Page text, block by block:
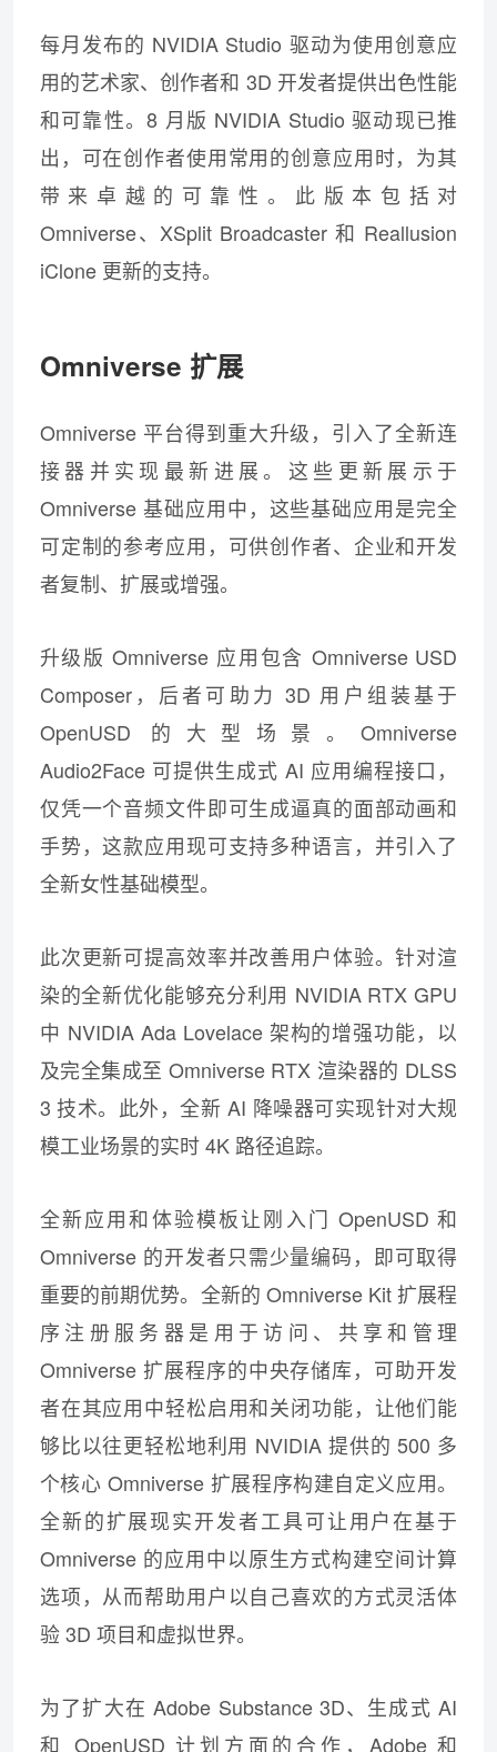
每月发布的 NVIDIA Studio 驱动为使用创意应
用的艺术家、创作者和 3D 开发者提供出色性能
和可靠性。8 月版 NVIDIA Studio 驱动现已推
出，可在创作者使用常用的创意应用时，为其
带来卓越的可靠性。此版本包括对
Omniverse、XSplit Broadcaster 和 Reallusion
iClone 更新的支持。
Omniverse 扩展
Omniverse 平台得到重大升级，引入了全新连
接器并实现最新进展。这些更新展示于
Omniverse 基础应用中，这些基础应用是完全
可定制的参考应用，可供创作者、企业和开发
者复制、扩展或增强。
升级版 Omniverse 应用包含 Omniverse USD
Composer，后者可助力 3D 用户组装基于
OpenUSD 的大型场景。Omniverse
Audio2Face 可提供生成式 AI 应用编程接口，
仅凭一个音频文件即可生成逼真的面部动画和
手势，这款应用现可支持多种语言，并引入了
全新女性基础模型。
此次更新可提高效率并改善用户体验。针对渲
染的全新优化能够充分利用 NVIDIA RTX GPU
中 NVIDIA Ada Lovelace 架构的增强功能，以
及完全集成至 Omniverse RTX 渲染器的 DLSS
3 技术。此外，全新 AI 降噪器可实现针对大规
模工业场景的实时 4K 路径追踪。
全新应用和体验模板让刚入门 OpenUSD 和
Omniverse 的开发者只需少量编码，即可取得
重要的前期优势。全新的 Omniverse Kit 扩展程
序注册服务器是用于访问、共享和管理
Omniverse 扩展程序的中央存储库，可助开发
者在其应用中轻松启用和关闭功能，让他们能
够比以往更轻松地利用 NVIDIA 提供的 500 多
个核心 Omniverse 扩展程序构建自定义应用。
全新的扩展现实开发者工具可让用户在基于
Omniverse 的应用中以原生方式构建空间计算
选项，从而帮助用户以自己喜欢的方式灵活体
验 3D 项目和虚拟世界。
为了扩大在 Adobe Substance 3D、生成式 AI
和 OpenUSD 计划方面的合作，Adobe 和